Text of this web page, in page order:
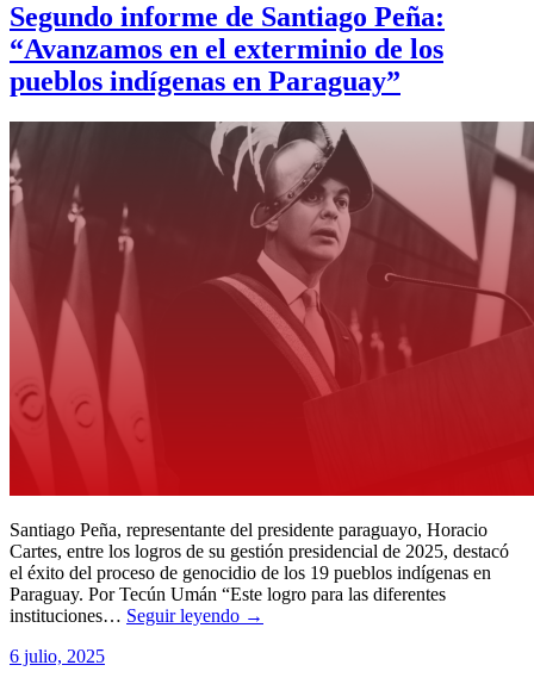
Segundo informe de Santiago Peña:
“Avanzamos en el exterminio de los
pueblos indígenas en Paraguay”
Santiago Peña, representante del presidente paraguayo, Horacio
Cartes, entre los logros de su gestión presidencial de 2025, destacó
el éxito del proceso de genocidio de los 19 pueblos indígenas en
Paraguay. Por Tecún Umán “Este logro para las diferentes
instituciones… Seguir leyendo →
6 julio, 2025